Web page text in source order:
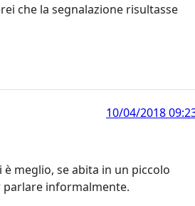
che la segnalazione risultasse
10/04/2018
meglio, se abita in un piccolo
parlare informalmente.